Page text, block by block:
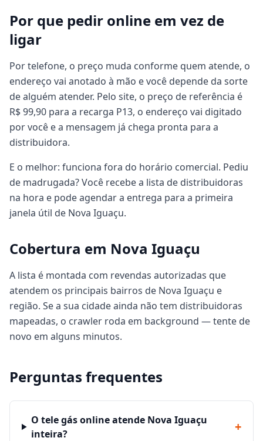
Por que pedir online em vez de
ligar
Por telefone, o preço muda conforme quem atende, o
endereço vai anotado à mão e você depende da sorte
de alguém atender. Pelo site, o preço de referência é
R$ 99,90 para a recarga P13, o endereço vai digitado
por você e a mensagem já chega pronta para a
distribuidora.
E o melhor: funciona fora do horário comercial. Pediu
de madrugada? Você recebe a lista de distribuidoras
na hora e pode agendar a entrega para a primeira
janela útil de Nova Iguaçu.
Cobertura em Nova Iguaçu
A lista é montada com revendas autorizadas que
atendem os principais bairros de Nova Iguaçu e
região. Se a sua cidade ainda não tem distribuidoras
mapeadas, o crawler roda em background — tente de
novo em alguns minutos.
Perguntas frequentes
O tele gás online atende Nova Iguaçu
inteira?
+